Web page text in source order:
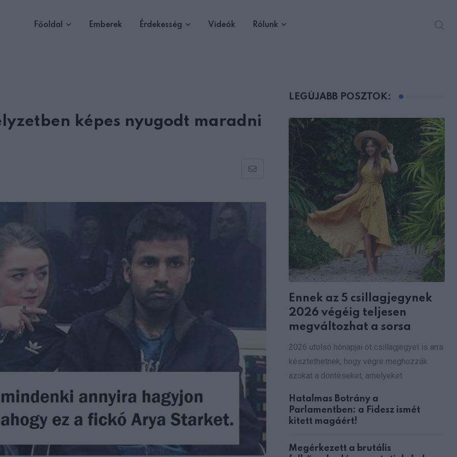
Főoldal Emberek Érdekesség Videók Rólunk
képes nyugodt maradni
Share
Email
LEGÚJABB POSZTOK:
Ennek az 5 csillagjegynek
2026 végéig teljesen
megváltozhat a sorsa
2026 utolsó hónapjai öt csillagjegyet is arra
késztethetnek, hogy végre meghozzák
azokat a döntéseket, amelyeket
Hatalmas Botrány a
Parlamentben: a Fidesz ismét
kitett magáért!
Megérkezett a brutális